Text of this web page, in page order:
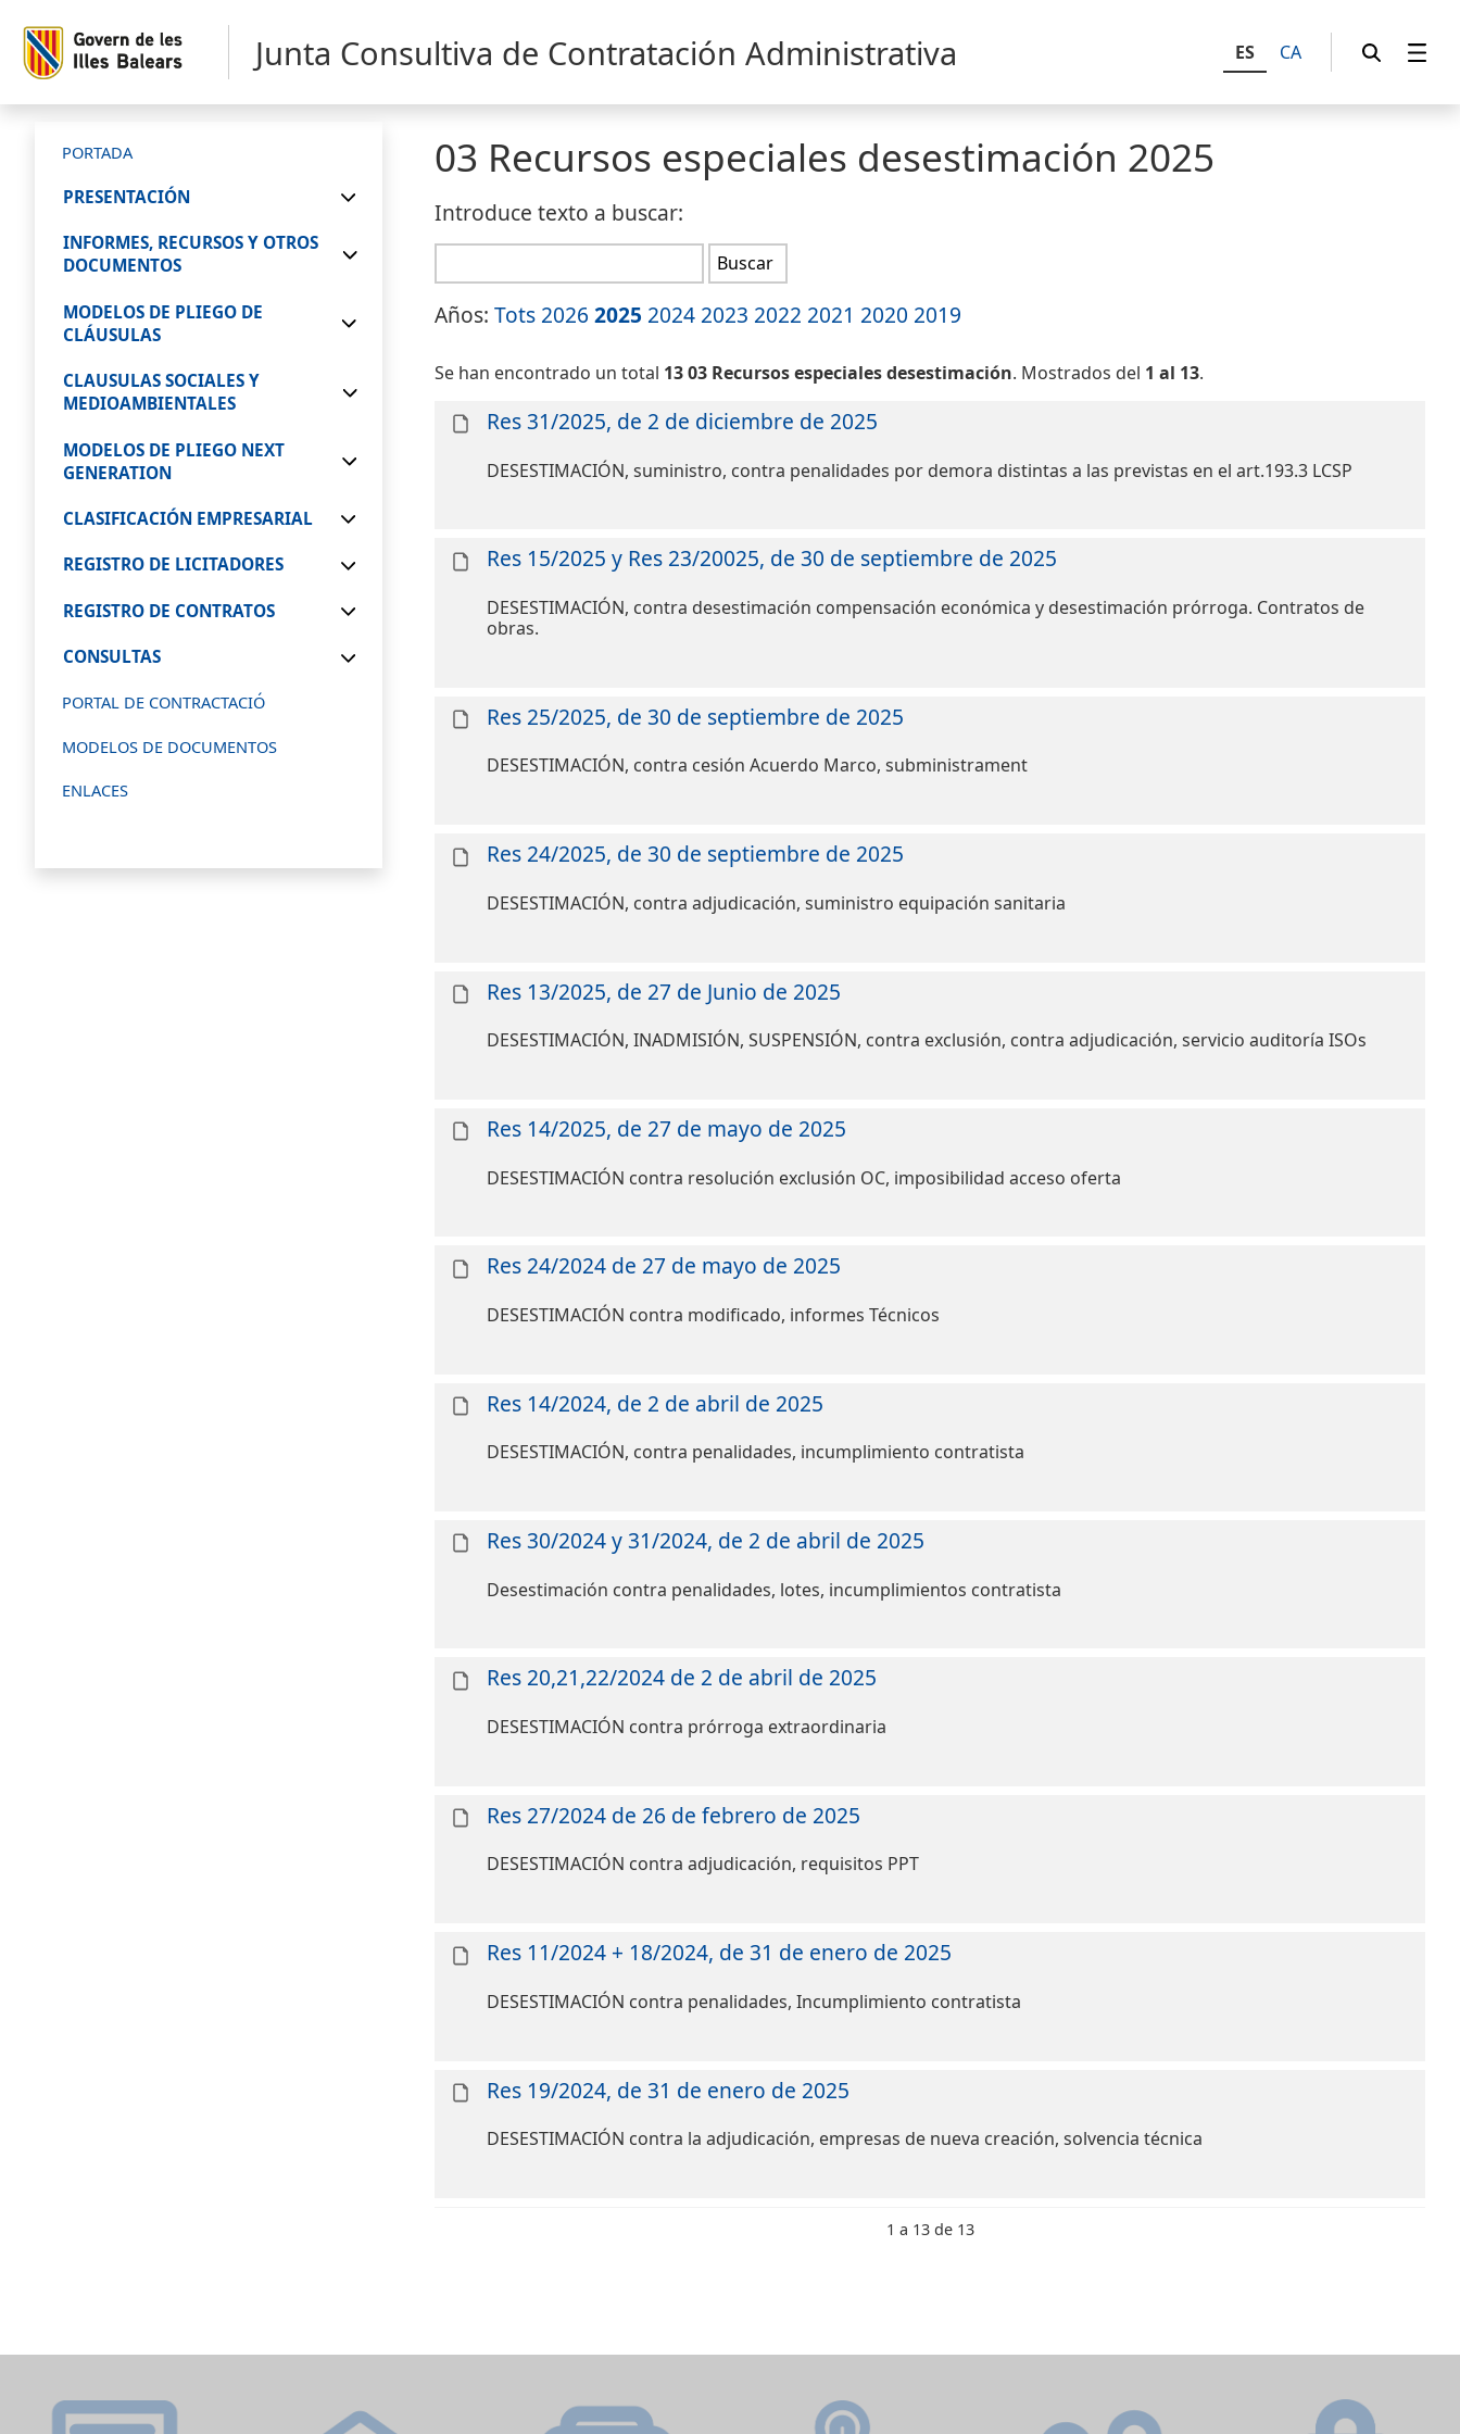
Junta Consultiva de Contratación Administrativa ES CA
PORTADA
PRESENTACIÓN
INFORMES, RECURSOS Y OTROS
DOCUMENTOS
MODELOS DE PLIEGO DE
CLÁUSULAS
CLAUSULAS SOCIALES Y
MEDIOAMBIENTALES
MODELOS DE PLIEGO NEXT
GENERATION
CLASIFICACIÓN EMPRESARIAL
REGISTRO DE LICITADORES
REGISTRO DE CONTRATOS
CONSULTAS
PORTAL DE CONTRACTACIÓ
MODELOS DE DOCUMENTOS
ENLACES
03 Recursos especiales desestimación 2025
Introduce texto a buscar:
Años: Tots 2026 2025 2024 2023 2022 2021 2020 2019
Se han encontrado un total 13 03 Recursos especiales desestimación. Mostrados del 1 al 13.
Res 31/2025, de 2 de diciembre de 2025
DESESTIMACIÓN, suministro, contra penalidades por demora distintas a las previstas en el art.193.3 LCSP
Res 15/2025 y Res 23/20025, de 30 de septiembre de 2025
DESESTIMACIÓN, contra desestimación compensación económica y desestimación prórroga. Contratos de
obras.
Res 25/2025, de 30 de septiembre de 2025
DESESTIMACIÓN, contra cesión Acuerdo Marco, subministrament
Res 24/2025, de 30 de septiembre de 2025
DESESTIMACIÓN, contra adjudicación, suministro equipación sanitaria
Res 13/2025, de 27 de Junio de 2025
DESESTIMACIÓN, INADMISIÓN, SUSPENSIÓN, contra exclusión, contra adjudicación, servicio auditoría ISOs
Res 14/2025, de 27 de mayo de 2025
DESESTIMACIÓN contra resolución exclusión OC, imposibilidad acceso oferta
Res 24/2024 de 27 de mayo de 2025
DESESTIMACIÓN contra modificado, informes Técnicos
Res 14/2024, de 2 de abril de 2025
DESESTIMACIÓN, contra penalidades, incumplimiento contratista
Res 30/2024 y 31/2024, de 2 de abril de 2025
Desestimación contra penalidades, lotes, incumplimientos contratista
Res 20,21,22/2024 de 2 de abril de 2025
DESESTIMACIÓN contra prórroga extraordinaria
Res 27/2024 de 26 de febrero de 2025
DESESTIMACIÓN contra adjudicación, requisitos PPT
Res 11/2024 + 18/2024, de 31 de enero de 2025
DESESTIMACIÓN contra penalidades, Incumplimiento contratista
Res 19/2024, de 31 de enero de 2025
DESESTIMACIÓN contra la adjudicación, empresas de nueva creación, solvencia técnica
1 a 13 de 13